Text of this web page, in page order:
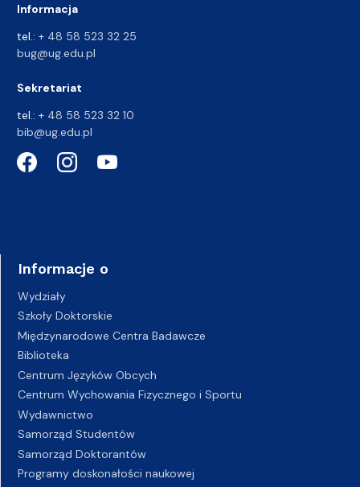
Informacja
tel.: + 48 58 523 32 25
bug@ug.edu.pl
Sekretariat
tel.: + 48 58 523 32 10
bib@ug.edu.pl
Informacje o
Wydziały
Szkoły Doktorskie
Międzynarodowe Centra Badawcze
Biblioteka
Centrum Języków Obcych
Centrum Wychowania Fizycznego i Sportu
Wydawnictwo
Samorząd Studentów
Samorząd Doktorantów
Programy doskonałości naukowej